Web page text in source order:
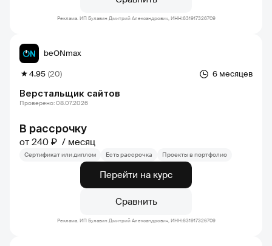
Реклама. ИП Булавин Дмитрий Александрович, ИНН:631917326709
Верстальщик сайтов
6 месяцев
4.95 (20)
beONmax
В рассрочку
от 240 ₽ месяц
Проверено: 08.07.2026
Сертификат или диплом Есть рассрочка Проекты в портфолио
Перейти на курс
Сравнить
Реклама. ИП Булавин Дмитрий Александрович, ИНН:631917326709